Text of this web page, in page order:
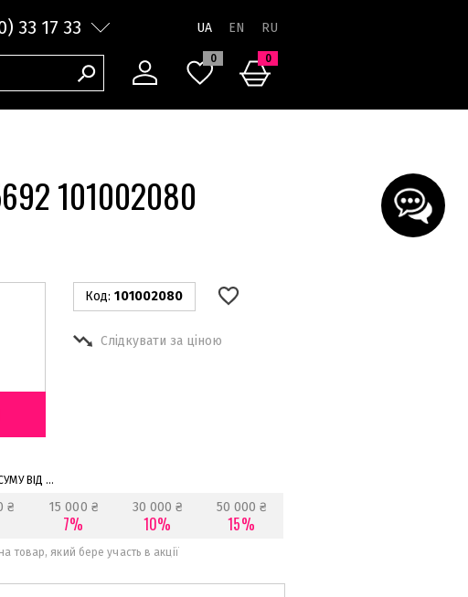
33 17 33 UA
0 0
101002080
Код: 101002080
Слідкувати за ціною
ВІД ...
₴ 15 000 ₴
7%
30 000 ₴
10%
50 000 ₴
15%
товар, який бере участь в акції